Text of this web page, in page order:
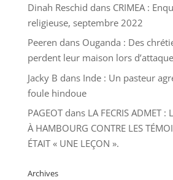
Dinah Reschid dans CRIMEA :
religieuse, septembre 2022
Peeren dans Ouganda : Des
perdent leur maison lors
Jacky B dans Inde : Un pasteur
foule hindoue
PAGEOTdans LA FECRIS ADMET :
À HAMBOURG CONTRE LES
ÉTAIT « UNE LEÇON ».
Archives